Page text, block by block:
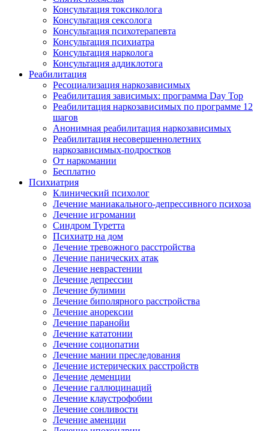
Консультация токсиколога
Консультация сексолога
Консультация психотерапевта
Консультация психиатра
Консультация нарколога
Консультация аддиклотога
Реабилитация
Ресоциализация наркозависимых
Реабилитация зависимых: программа Day Top
Реабилитация наркозависимых по программе 12
шагов
Анонимная реабилитация наркозависимых
Реабилитация несовершеннолетних
наркозависимых-подростков
От наркомании
Бесплатно
Психиатрия
Клинический психолог
Лечение маниакального-депрессивного психоза
Лечение игромании
Синдром Туретта
Психиатр на дом
Лечение тревожного расстройства
Лечение панических атак
Лечение неврастении
Лечение депрессии
Лечение булимии
Лечение биполярного расстройства
Лечение анорексии
Лечение паранойи
Лечение кататонии
Лечение социопатии
Лечение мании преследования
Лечение истерических расстройств
Лечение деменции
Лечение галлюцинаций
Лечение клаустрофобии
Лечение сонливости
Лечение аменции